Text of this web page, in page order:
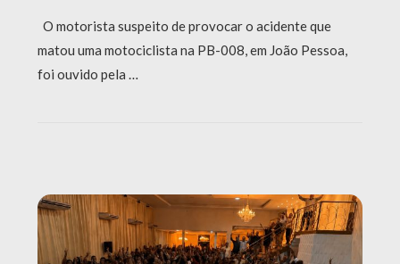
O motorista suspeito de provocar o acidente que
matou uma motociclista na PB-008, em João Pessoa,
foi ouvido pela …